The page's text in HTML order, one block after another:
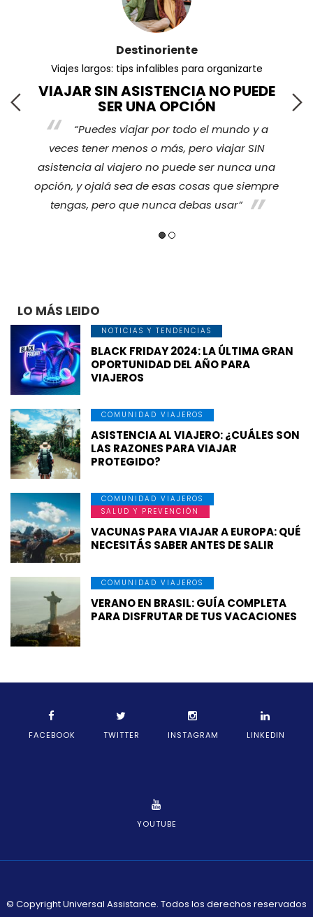
Destinoriente
Viajes largos: tips infalibles para organizarte
VIAJAR SIN ASISTENCIA NO PUEDE
SER UNA OPCIÓN
“Puedes viajar por todo el mundo y a
veces tener menos o más, pero viajar SIN
asistencia al viajero no puede ser nunca una
opción, y ojalá sea de esas cosas que siempre
tengas, pero que nunca debas usar”
LO MÁS LEIDO
NOTICIAS Y TENDENCIAS
BLACK FRIDAY 2024: LA ÚLTIMA GRAN
OPORTUNIDAD DEL AÑO PARA
VIAJEROS
COMUNIDAD VIAJEROS
ASISTENCIA AL VIAJERO: ¿CUÁLES SON
LAS RAZONES PARA VIAJAR
PROTEGIDO?
COMUNIDAD VIAJEROS
SALUD Y PREVENCIÓN
VACUNAS PARA VIAJAR A EUROPA: QUÉ
NECESITÁS SABER ANTES DE SALIR
COMUNIDAD VIAJEROS
VERANO EN BRASIL: GUÍA COMPLETA
PARA DISFRUTAR DE TUS VACACIONES
FACEBOOK TWITTER INSTAGRAM LINKEDIN
YOUTUBE
© Copyright Universal Assistance. Todos los derechos reservados